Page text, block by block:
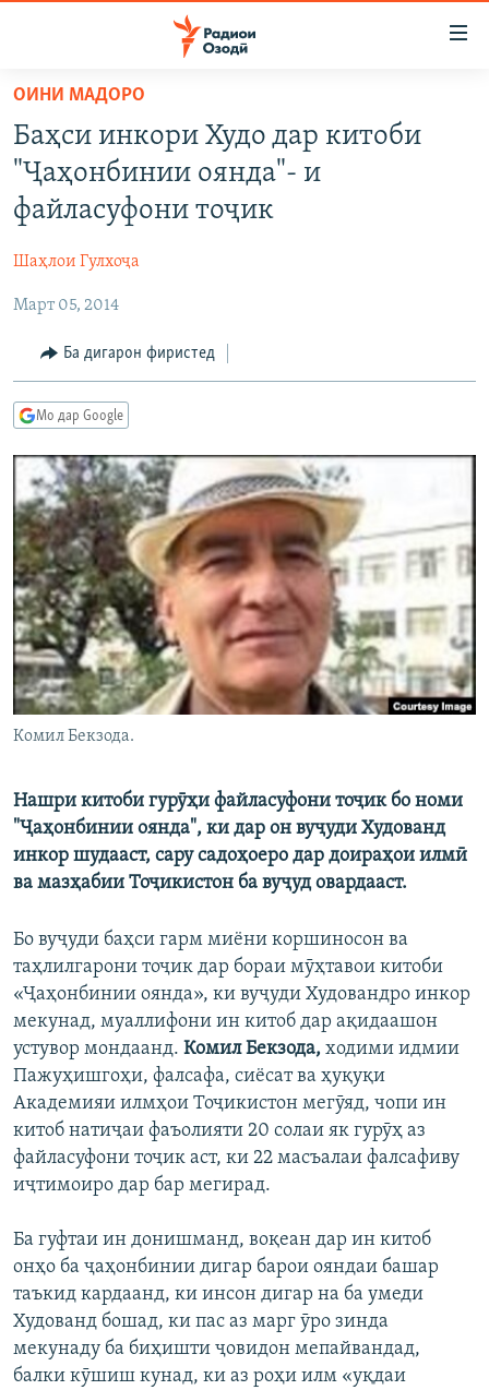
Ҷаҳиш
мояи
аслӣ
Ҷаҳиш
ба
феҳристи
Ҷаҳиш
ҷустор
ИҚТИСОД
ҚАЗИЯИ "КРОКУС"
ОСИЁИ МАРКАЗӢ
ФАРҲАНГ
ВАРЗИШ
ГАПИ ОЗОД
РӮЗГОРИ МУҲОҶИР
ТАҲҚИҚОТ
ҶАНГ ДАР УКРАИНА
НАЗАРИ МАРДУМ
ОЗОДӢ ОНЛАЙН
ВИДЕО
НИГОРИСТОН
ГУЗОРИШҲОИ РАДИОӢ
РӮЙХАТҲО
КИТОБҲОИ ОЗОДӢ
Русский
ПАЙГИРӢ КУНЕД
Ҳамаи сомонаҳои RFE/RL
ОИНИ МАДОРО
Баҳси инкори Худо дар китоби
"Ҷаҳонбинии оянда"- и
файласуфони тоҷик
Шаҳлои Гулхоҷа
Март 05, 2014
Ба дигарон фиристед
Мо дар Google
Комил Бекзода.
Нашри китоби гурӯҳи файласуфони тоҷик бо номи
"Ҷаҳонбинии оянда", ки дар он вуҷуди Худованд
инкор шудааст, сару садоҳоеро дар доираҳои илмӣ
ва мазҳабии Тоҷикистон ба вуҷуд овардааст.
Бо вуҷуди баҳси гарм миёни коршиносон ва
таҳлилгарони тоҷик дар бораи мӯҳтавои китоби
«Ҷаҳонбинии оянда», ки вуҷуди Худовандро инкор
мекунад, муаллифони ин китоб дар ақидаашон
устувор мондаанд. Комил Бекзода, ходими идмии
Пажуҳишгоҳи, фалсафа, сиёсат ва ҳуқуқи
Академияи илмҳои Тоҷикистон мегӯяд, чопи ин
китоб натиҷаи фаъолияти 20 солаи як гурӯҳ аз
файласуфони тоҷик аст, ки 22 масъалаи фалсафиву
иҷтимоиро дар бар мегирад.
Ба гуфтаи ин донишманд, воқеан дар ин китоб
онҳо ба ҷаҳонбинии дигар барои ояндаи башар
таъкид кардаанд, ки инсон дигар на ба умеди
Худованд бошад, ки пас аз марг ӯро зинда
мекунаду ба биҳишти ҷовидон мепайвандад,
балки кӯшиш кунад, ки аз роҳи илм «уқдаи